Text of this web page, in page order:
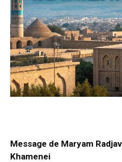
Message de Maryam
Khamenei